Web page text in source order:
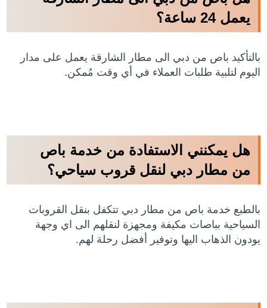
يعمل 24 ساعة؟
بالتأكيد باص من دبي الى مطار الشارقة يعمل على مدار
اليوم لتلبية طلبات العملاء في أي وقت مُمكن.
هل يمكنني الاستفادة من خدمة باص
من مطار دبي لنقل قروب سياحي؟
بالطبع خدمة باص من مطار دبي تتكفل بنقل القروبات
السياحية بباصات مكيفة ومجهزة لنقلهم الى اي وجهة
يودون الذهاب اليها وتوفير أفضل رحلة لهم.